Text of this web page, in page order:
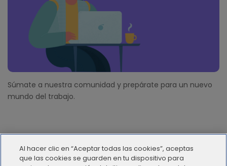
Súmate a nuestra comunidad y prepárate para un nuevo
mundo del trabajo.
Al hacer clic en “Aceptar todas las cookies”, aceptas
que las cookies se guarden en tu dispositivo para